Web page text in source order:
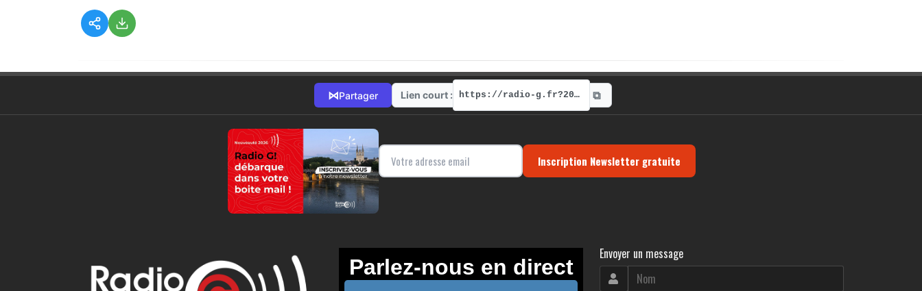
⋈Partager Lien court : https://radio-g.fr?20942 ⧉
Inscription Newsletter gratuite
Envoyer un message